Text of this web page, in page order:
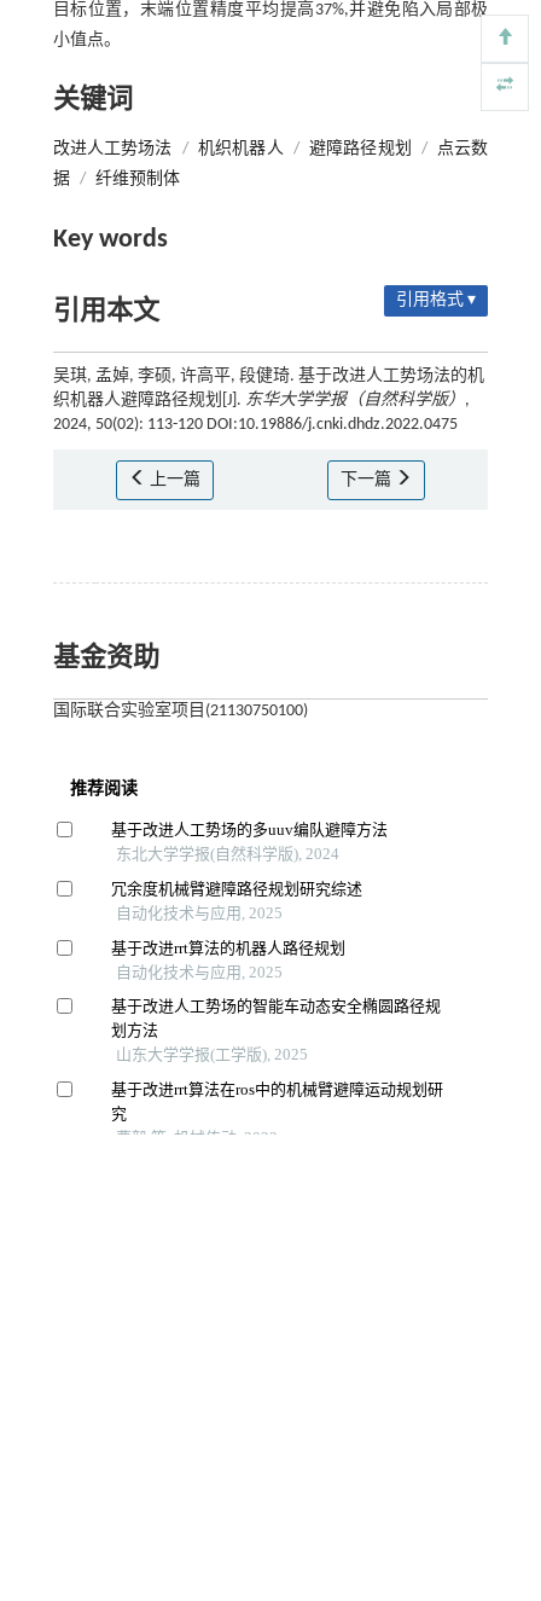
目标位置，末端位置精度平均提高37%,并避免陷入局部极
小值点。
关键词
改进人工势场法 / 机织机器人 / 避障路径规划 / 点云数
据 / 纤维预制体
Key words
引用本文 引用格式 ▾
吴琪, 孟婥, 李硕, 许高平, 段健琦. 基于改进人工势场法的机
织机器人避障路径规划[J]. 东华大学学报（自然科学版） ,
2024, 50(02): 113-120 DOI:10.19886/j.cnki.dhdz.2022.0475
上一篇 下一篇
基金资助
国际联合实验室项目(21130750100)